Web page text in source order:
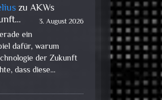
zuAKWs
3. August 2026
ein
dafür, warum
der Zukunft
dass diese…